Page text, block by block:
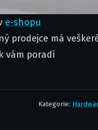
e-shopu
prodejce má
vám poradí
Kategorie: